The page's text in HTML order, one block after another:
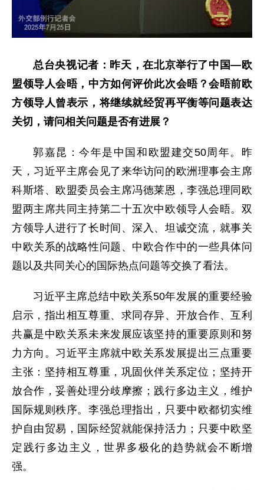
总台央视记者：昨天，在北京举行了中国—欧
盟领导人会晤，中方如何评价此次会晤？会晤前欧
方领导人曾表示，将继续就经贸再平衡等问题表达
关切，请问相关问题是否有进展？
郭嘉昆：今年是中国和欧盟建交50周年。昨
天，习近平主席会见了来华访问的欧洲理事会主席
科斯塔、欧盟委员会主席冯德莱恩，李强总理同欧
盟两主席共同主持第二十五次中欧领导人会晤。双
方领导人进行了长时间、深入、坦诚交流，就事关
中欧关系的战略性问题、中欧合作中的一些具体问
题以及共同关心的国际热点问题等交换了看法。
习近平主席总结中欧关系50年发展的重要经验
启示，指出相互尊重、求同存异、开放合作、互利
共赢是中欧关系未来发展应该坚持的重要原则和努
力方向。习近平主席就中欧关系发展提出三点重要
主张：坚持相互尊重，巩固伙伴关系定位；坚持开
放合作，妥善处理分歧摩擦；践行多边主义，维护
国际规则秩序。李强总理指出，只要中欧都切实维
护自由贸易，国际经贸就能保持活力；只要中欧坚
定践行多边主义，世界多极化的趋势就会不断增
强。